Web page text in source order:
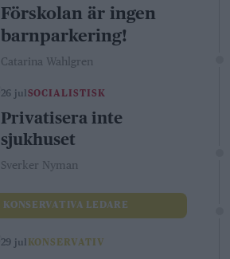
Förskolan är ingen
barnparkering!
Catarina Wahlgren
26 jul SOCIALISTISK
Privatisera inte
sjukhuset
Sverker Nyman
KONSERVATIVA LEDARE
29 jul KONSERVATIV